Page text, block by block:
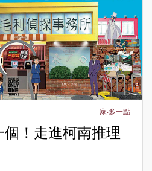
家‧多一點
！走進柯南推理